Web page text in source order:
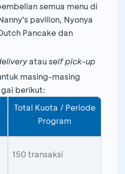
semua menu di
pavillon, Nyonya
Pancake dan
atau selfpick-up
masing-masing
berikut:
Total Kuota / Periode
Program
150 transaksi